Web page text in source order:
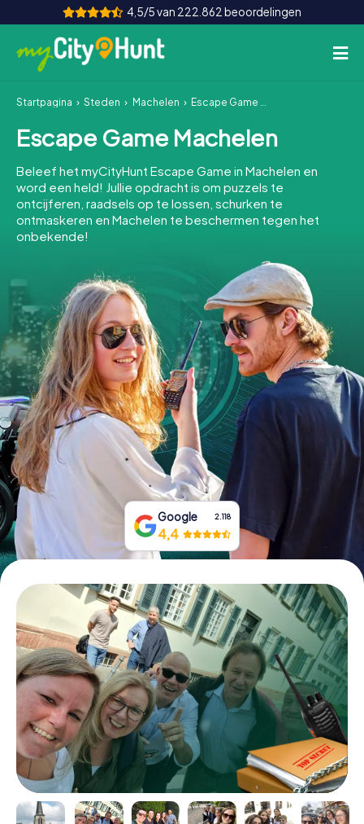
4,5/5 van 222.862 beoordelingen
Hoe het werkt
Steden
Tours
Teamevenement
INT AT CH
DE
ES
FR UK
IE
IT
NL
Boek tickets
Koop cadeaubonnen
Startpagina Steden Machelen Escape Game Machelen
Escape Game Machelen
Beleef het myCityHunt Escape Game in Machelen en
word een held! Jullie opdracht is om puzzels te
ontcijferen, raadsels op te lossen, schurken te
ontmaskeren en Machelen te beschermen tegen het
onbekende!
Google 2.118
4,4